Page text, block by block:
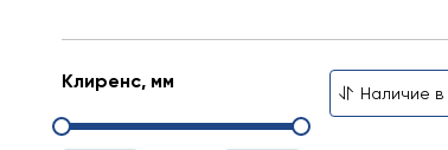
Клиренс, мм